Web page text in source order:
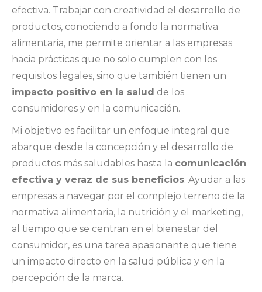
efectiva. Trabajar con creatividad el desarrollo de
productos, conociendo a fondo la normativa
alimentaria, me permite orientar a las empresas
hacia prácticas que no solo cumplen con los
requisitos legales, sino que también tienen un
impacto positivo en la salud de los
consumidores y en la comunicación.
Mi objetivo es facilitar un enfoque integral que
abarque desde la concepción y el desarrollo de
productos más saludables hasta la comunicación
efectiva y veraz de sus beneficios. Ayudar a las
empresas a navegar por el complejo terreno de la
normativa alimentaria, la nutrición y el marketing,
al tiempo que se centran en el bienestar del
consumidor, es una tarea apasionante que tiene
un impacto directo en la salud pública y en la
percepción de la marca.